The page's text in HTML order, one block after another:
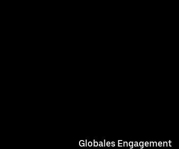
Globales Engagement